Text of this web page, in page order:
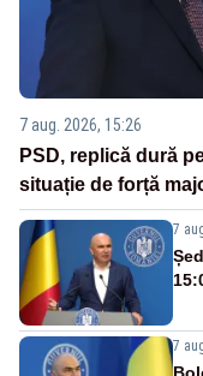
7 aug. 2026, 15:26
PSD, replică dură
situație de forță
7
7